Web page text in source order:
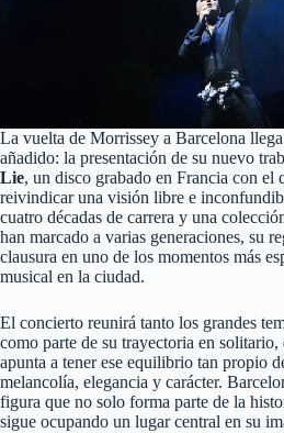
La vuelta de Morrissey a Barcelona
añadido: la presentación de su nuevo
Lie, un disco grabado en Francia con el
reivindicar una visión libre e
cuatro décadas de carrera y una
han marcado a varias generaciones, su
clausura en uno de los momentos más
musical en la ciudad.
El concierto reunirá tanto los grandes
como parte de su trayectoria en solitario,
apunta a tener ese equilibrio tan propio
melancolía, elegancia y carácter.
figura que no solo forma parte de la
sigue ocupando un lugar central en su